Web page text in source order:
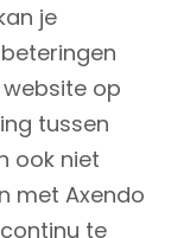
je
op
tussen
ook niet
met Axendo
te